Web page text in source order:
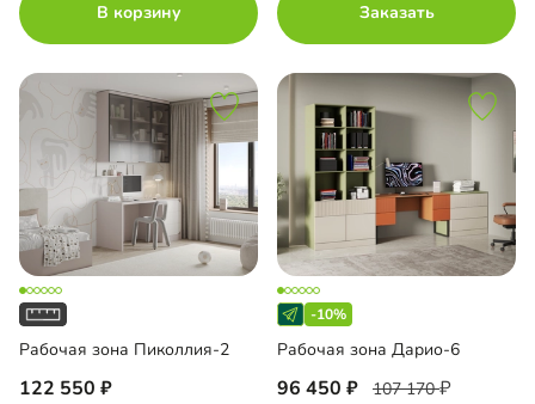
В корзину Заказать
Рабочая зона Пиколлия-2
122 550
-10%
Рабочая зона Дарио-6
96 450 107 170